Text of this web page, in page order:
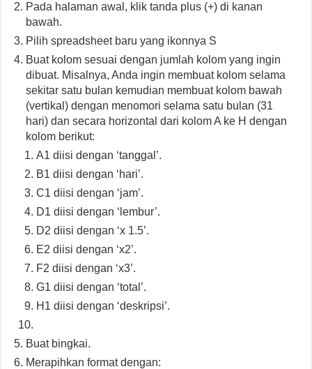
Pada halaman awal, klik tanda plus (+) di kanan
bawah.
Pilih spreadsheet baru yang ikonnya S
Buat kolom sesuai dengan jumlah kolom yang ingin
dibuat. Misalnya, Anda ingin membuat kolom selama
sekitar satu bulan kemudian membuat kolom bawah
(vertikal) dengan menomori selama satu bulan (31
hari) dan secara horizontal dari kolom A ke H dengan
kolom berikut:
A1 diisi dengan ‘tanggal’.
B1 diisi dengan ‘hari’.
C1 diisi dengan ‘jam’.
D1 diisi dengan ‘lembur’.
D2 diisi dengan ‘x 1.5’.
E2 diisi dengan ‘x2’.
F2 diisi dengan ‘x3’.
G1 diisi dengan ‘total’.
H1 diisi dengan ‘deskripsi’.
Buat bingkai.
Merapihkan format dengan: